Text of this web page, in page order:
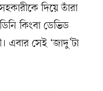
দিয়ে তাঁরা
কিংবা ডেভিড
এবার সেই ‘জাদু’টা